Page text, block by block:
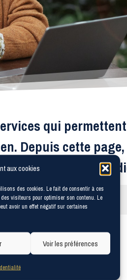
aux cookies
des cookies. Le fait de consentir à ces
visiteurs pour optimiser son contenu. Le
avoir un effet négatif sur certaines
Voir les préférences
qui
Depuis cette
au